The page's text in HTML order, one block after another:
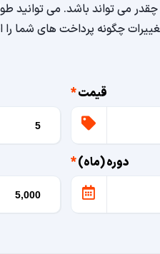
می تواند باشد. می توانید
تغییرات چگونه پرداخت های شما
قیمت*
دوره (ماه)*